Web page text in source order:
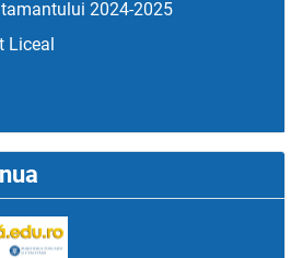
2024-2025
Liceal